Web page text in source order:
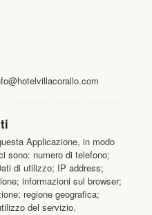
Applicazione, in modo
sono: numero di telefono;
di utilizzo; IP address;
informazioni sul browser;
regione geografica;
del servizio.